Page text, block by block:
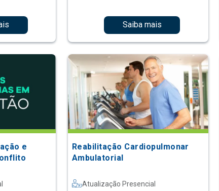
Saiba mais
e
Reabilitação Cardiopulmonar
Ambulatorial
Atualização Presencial